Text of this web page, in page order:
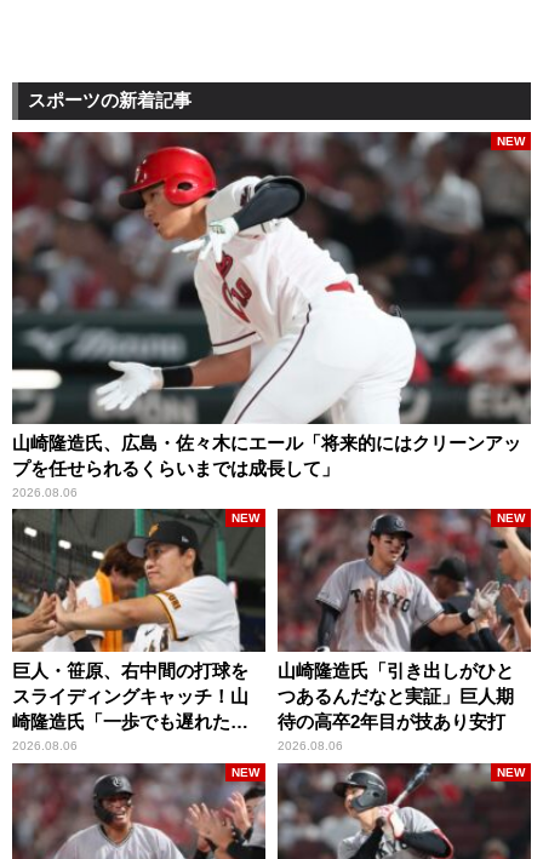
スポーツの新着記事
山崎隆造氏、広島・佐々木にエール「将来的にはクリーンアッ
プを任せられるくらいまでは成長して」
2026.08.06
NEW
巨人・笹原、右中間の打球を
スライディングキャッチ！山
崎隆造氏「一歩でも遅れた
ら…」
2026.08.06
NEW
山崎隆造氏「引き出しがひと
つあるんだなと実証」巨人期
待の高卒2年目が技あり安打
2026.08.06
NEW
NEW NEW